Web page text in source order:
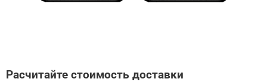
Расчитайте стоимость доставки